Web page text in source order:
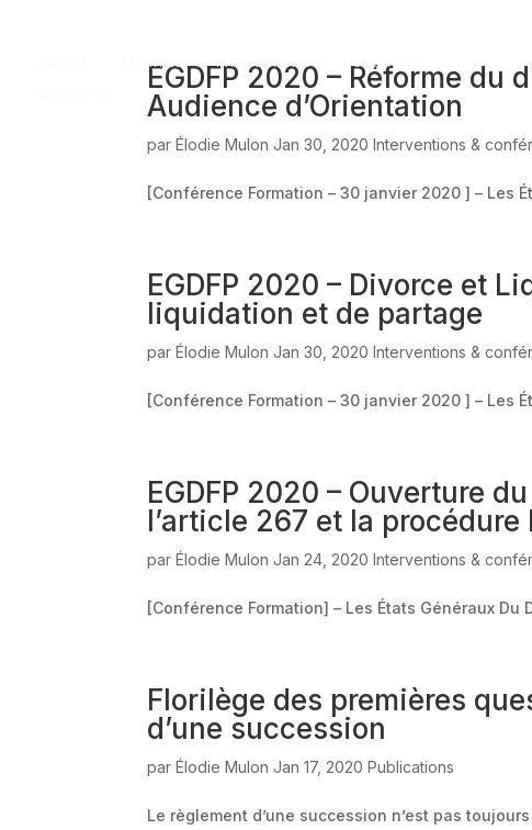
HONORAIRES
EGDFP 2020 – Réforme du
Audience d’Orientation
parÉlodie Mulon Jan 30, 2020 Interventions &
[Conférence Formation – 30 janvier 2020 ] – Les
EGDFP 2020 – Divorce et
liquidation et de partage
parÉlodie Mulon Jan 30, 2020 Interventions &
[Conférence Formation – 30 janvier 2020 ] – Les
EGDFP 2020 – Ouverture
l’article 267 et la
parÉlodie Mulon Jan 24, 2020 Interventions &
[Conférence Formation] – Les États Généraux
Florilège des premières
d’une succession
parÉlodie Mulon Jan 17, 2020 Publications
Le règlement d’une succession n’est pas